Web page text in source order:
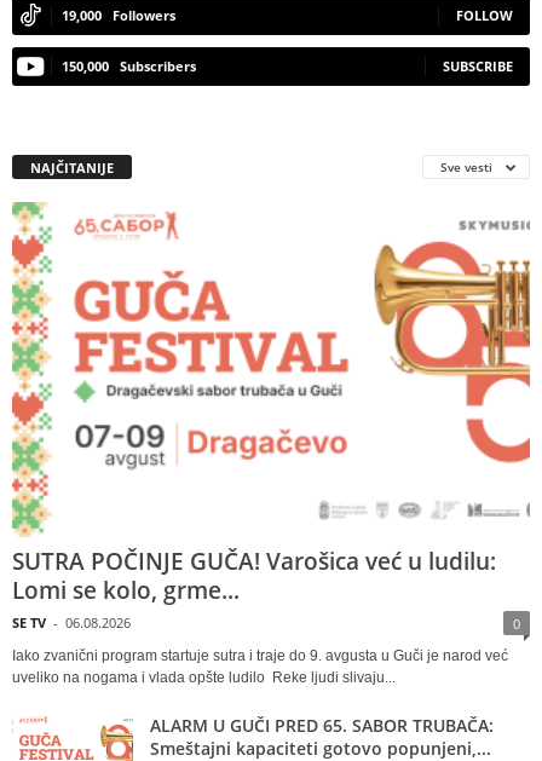
19,000 Followers FOLLOW
150,000 Subscribers SUBSCRIBE
NAJČITANIJE Sve vesti
SUTRA POČINJE GUČA! Varošica već u ludilu:
Lomi se kolo, grme...
SE TV - 06.08.2026 0
Iako zvanični program startuje sutra i traje do 9. avgusta u Guči je narod već
uveliko na nogama i vlada opšte ludilo Reke ljudi slivaju...
ALARM U GUČI PRED 65. SABOR TRUBAČA:
Smeštajni kapaciteti gotovo popunjeni,...